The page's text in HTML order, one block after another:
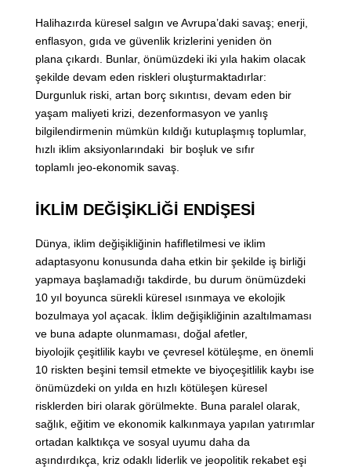
Halihazırda küresel salgın ve Avrupa’daki savaş; enerji,
enflasyon, gıda ve güvenlik krizlerini yeniden ön
plana çıkardı. Bunlar, önümüzdeki iki yıla hakim olacak
şekilde devam eden riskleri oluşturmaktadırlar:
Durgunluk riski, artan borç sıkıntısı, devam eden bir
yaşam maliyeti krizi, dezenformasyon ve yanlış
bilgilendirmenin mümkün kıldığı kutuplaşmış toplumlar,
hızlı iklim aksiyonlarındaki bir boşluk ve sıfır
toplamlı jeo-ekonomik savaş.
İKLİM DEĞİŞİKLİĞİ ENDİŞESİ
Dünya, iklim değişikliğinin hafifletilmesi ve iklim
adaptasyonu konusunda daha etkin bir şekilde iş birliği
yapmaya başlamadığı takdirde, bu durum önümüzdeki
10 yıl boyunca sürekli küresel ısınmaya ve ekolojik
bozulmaya yol açacak. İklim değişikliğinin azaltılmaması
ve buna adapte olunmaması, doğal afetler,
biyolojik çeşitlilik kaybı ve çevresel kötüleşme, en önemli
10 riskten beşini temsil etmekte ve biyoçeşitlilik kaybı ise
önümüzdeki on yılda en hızlı kötüleşen küresel
risklerden biri olarak görülmekte. Buna paralel olarak,
sağlık, eğitim ve ekonomik kalkınmaya yapılan yatırımlar
ortadan kalktıkça ve sosyal uyumu daha da
aşındırdıkça, kriz odaklı liderlik ve jeopolitik rekabet eşi